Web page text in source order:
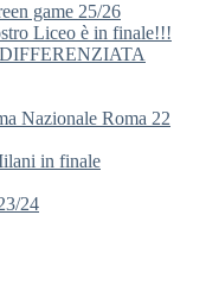
game 25/26
Liceo è in finale!!!
Nazionale Roma 22
in finale
24